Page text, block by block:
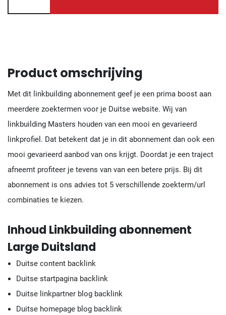
Product omschrijving
Met dit linkbuilding abonnement geef je een prima boost aan
meerdere zoektermen voor je Duitse website. Wij van
linkbuilding Masters houden van een mooi en gevarieerd
linkprofiel. Dat betekent dat je in dit abonnement dan ook een
mooi gevarieerd aanbod van ons krijgt. Doordat je een traject
afneemt profiteer je tevens van van een betere prijs. Bij dit
abonnement is ons advies tot 5 verschillende zoekterm/url
combinaties te kiezen.
Inhoud Linkbuilding abonnement
Large Duitsland
Duitse content backlink
Duitse startpagina backlink
Duitse linkpartner blog backlink
Duitse homepage blog backlink